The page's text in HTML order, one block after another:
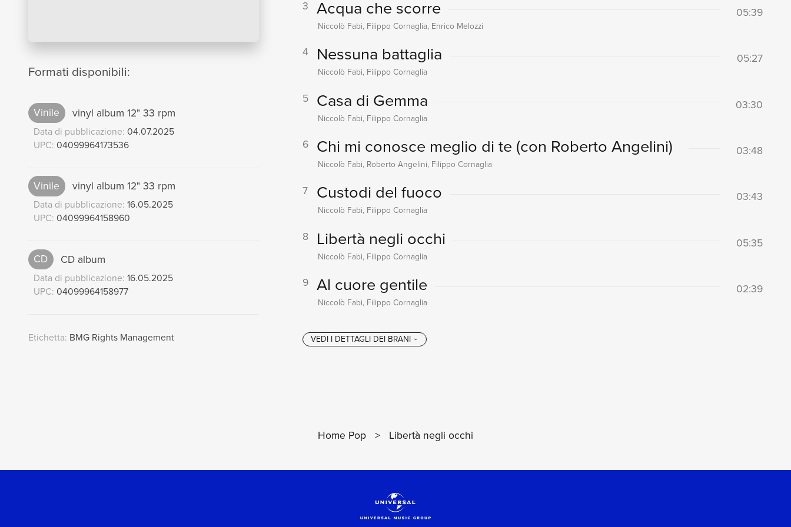
Formati disponibili:
Vinile vinyl album 12" 33 rpm
Data di pubblicazione: 04.07.2025
UPC: 04099964173536
Vinile vinyl album 12" 33 rpm
Data di pubblicazione: 16.05.2025
UPC: 04099964158960
CD CD album
Data di pubblicazione: 16.05.2025
UPC: 04099964158977
Etichetta: BMG Rights Management
3 Acqua che scorre 05:39
Niccolò Fabi, Filippo Cornaglia, Enrico Melozzi
4 Nessuna battaglia 05:27
Niccolò Fabi, Filippo Cornaglia
5 Casa di Gemma 03:30
Niccolò Fabi, Filippo Cornaglia
6 Chi mi conosce meglio di te(con Roberto Angelini) 03:48
Niccolò Fabi, Roberto Angelini, Filippo Cornaglia
7 Custodi del fuoco 03:43
Niccolò Fabi, Filippo Cornaglia
8 Libertà negli occhi 05:35
Niccolò Fabi, Filippo Cornaglia
9 Al cuore gentile 02:39
Niccolò Fabi, Filippo Cornaglia
Home Pop > Libertà negli occhi